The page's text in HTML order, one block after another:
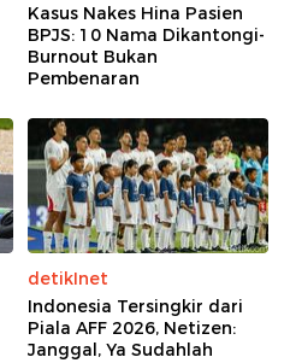
Kasus Nakes Hina Pasien
BPJS: 10 Nama Dikantongi-
Burnout Bukan
Pembenaran
detikInet
Indonesia Tersingkir dari
Piala AFF 2026, Netizen:
Janggal, Ya Sudahlah